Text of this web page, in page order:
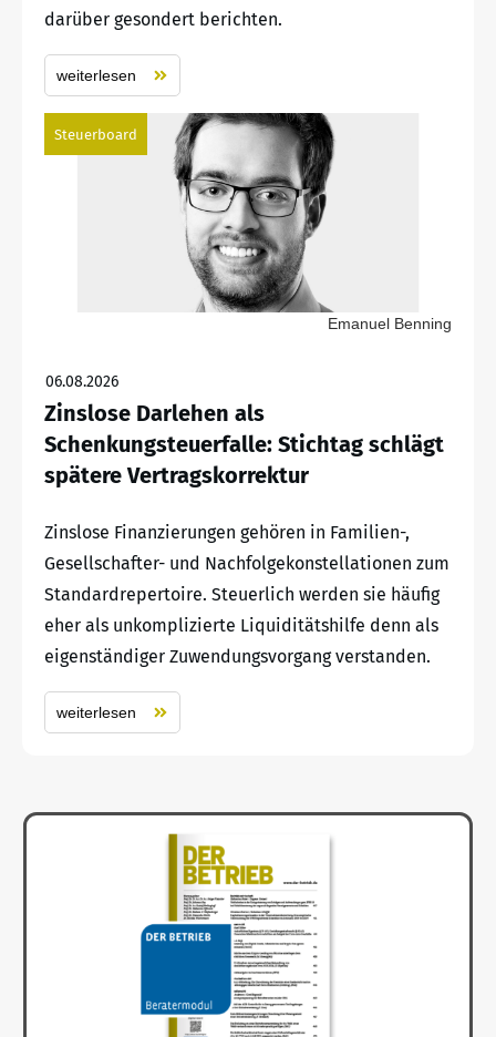
darüber gesondert berichten.
weiterlesen
Steuerboard
Emanuel Benning
06.08.2026
Zinslose Darlehen als
Schenkungsteuerfalle: Stichtag schlägt
spätere Vertragskorrektur
Zinslose Finanzierungen gehören in Familien-,
Gesellschafter- und Nachfolgekonstellationen zum
Standardrepertoire. Steuerlich werden sie häufig
eher als unkomplizierte Liquiditätshilfe denn als
eigenständiger Zuwendungsvorgang verstanden.
weiterlesen